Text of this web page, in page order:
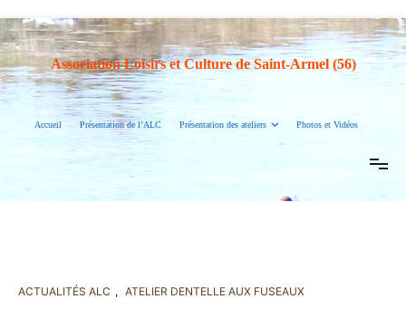
Association Loisirs et Culture de Saint-Armel (56)
Accueil Présentation de l’ALC Présentation des ateliers Photos et Vidéos
ACTUALITÉS ALC , ATELIER DENTELLE AUX FUSEAUX